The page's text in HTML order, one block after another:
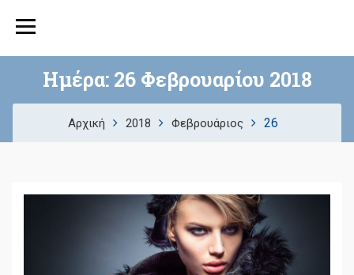
Ημέρα: 26 Φεβρουαρίου 2018
Αρχική 2018 Φεβρουάριος 26